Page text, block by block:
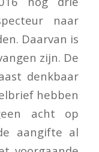
naar
Daarvan is
zijn. De
denkbaar
hebben
acht op
aangifte al